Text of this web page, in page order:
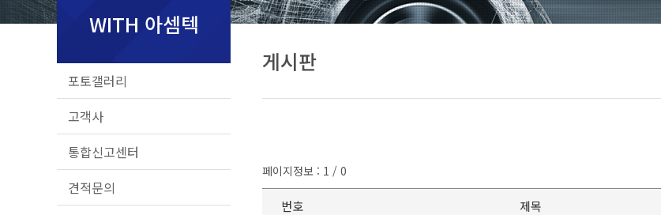
WITH 아셈텍
포토갤러리
고객사
통합신고센터
견적문의
게시판
페이지정보 : 1 / 0
번호 제목